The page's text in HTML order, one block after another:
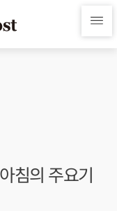
침의 주요기